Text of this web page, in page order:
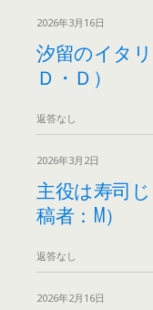
2026年3月16日
汐留のイタ
Ｄ・Ｄ）
返答なし
2026年3月2日
主役は寿司
稿者：M）
返答なし
2026年2月16日